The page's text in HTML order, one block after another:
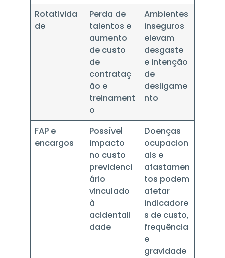
Rotativida
de
Perda de
talentos e
aumento
de custo
de
contrataç
ão e
treinament
o
Ambientes
inseguros
elevam
desgaste
e intenção
de
desligame
nto
FAP e
encargos
Possível
impacto
no custo
previdenci
ário
vinculado
à
acidentali
dade
Doenças
ocupacion
ais e
afastamen
tos podem
afetar
indicadore
s de custo,
frequência
e
gravidade